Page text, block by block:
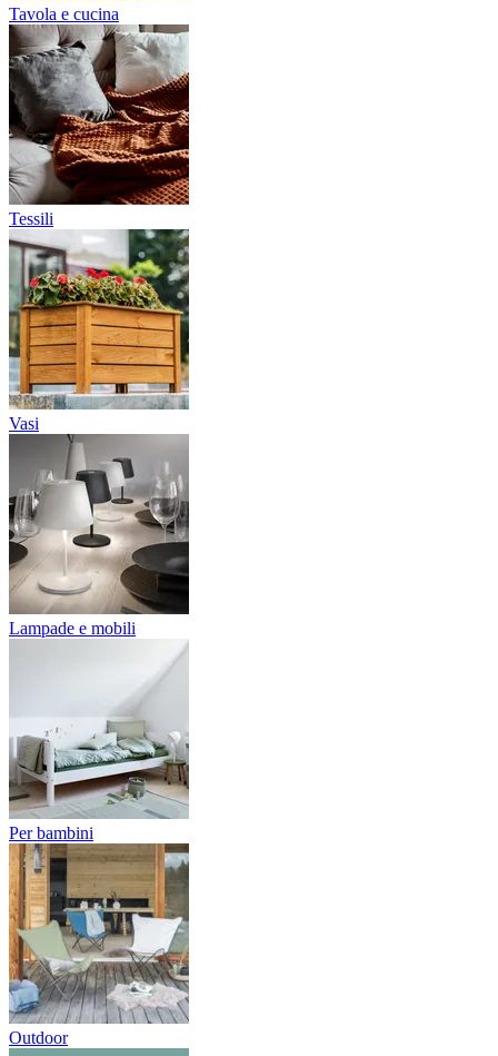
Tavola e cucina
Tessili
Vasi
Lampade e mobili
Per bambini
Outdoor